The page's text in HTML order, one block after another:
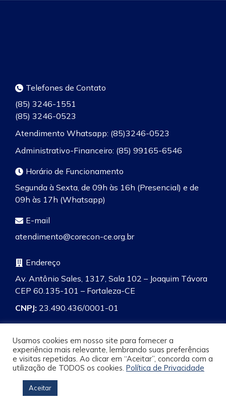
Telefones de Contato
(85) 3246-1551
(85) 3246-0523
Atendimento Whatsapp: (85)3246-0523
Administrativo-Financeiro: (85) 99165-6546
Horário de Funcionamento
Segunda à Sexta, de 09h às 16h (Presencial) e de
09h às 17h (Whatsapp)
E-mail
atendimento@corecon-ce.org.br
Endereço
Av. Antônio Sales, 1317, Sala 102 – Joaquim Távora
CEP 60.135-101 – Fortaleza-CE
CNPJ: 23.490.436/0001-01
Pesquisa
Usamos cookies em nosso site para fornecer a
experiência mais relevante, lembrando suas preferências
e visitas repetidas. Ao clicar em “Aceitar”, concorda com a
utilização de TODOS os cookies. Política de Privacidade
Aceitar